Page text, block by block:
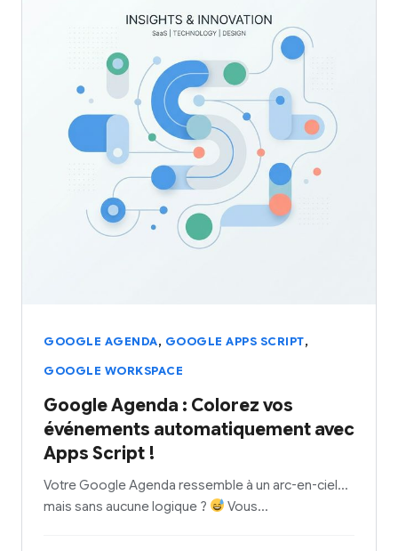
GOOGLE AGENDA, GOOGLE APPS SCRIPT,
GOOGLE WORKSPACE
Google Agenda : Colorez vos
événements automatiquement avec
Apps Script !
Votre Google Agenda ressemble à un arc-en-ciel…
mais sans aucune logique ?
Vous…